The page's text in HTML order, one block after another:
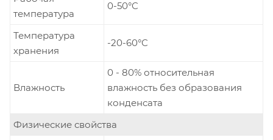
температура
0-50°C
Температура
хранения
-20-60°C
Влажность
0 - 80% относительная
влажность без образования
конденсата
Физические свойства